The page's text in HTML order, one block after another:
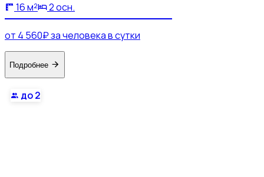
16 м² 2 осн.
от 4 560₽ за человека в сутки
Подробнее
до 2